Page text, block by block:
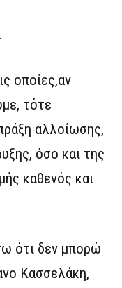
οποίες,αν
τότε
αλλοίωσης,
όσο και της
καθενός και
ότι δεν μπορώ
Κασσελάκη,